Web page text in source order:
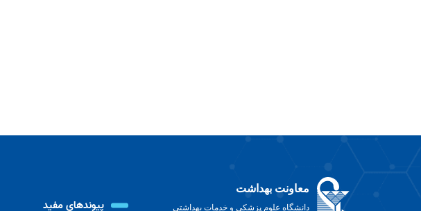
معاونت بهداشت
دانشگاه علوم پزشکی و خدمات بهداشتی پیوندهای مفید